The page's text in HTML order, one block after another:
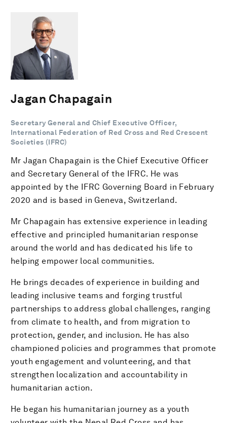
Jagan Chapagain
Secretary General and Chief Executive Officer,
International Federation of Red Cross and Red Crescent
Societies (IFRC)
Mr Jagan Chapagain is the Chief Executive Officer
and Secretary General of the IFRC. He was
appointed by the IFRC Governing Board in February
2020 and is based in Geneva, Switzerland.
Mr Chapagain has extensive experience in leading
effective and principled humanitarian response
around the world and has dedicated his life to
helping empower local communities.
He brings decades of experience in building and
leading inclusive teams and forging trustful
partnerships to address global challenges, ranging
from climate to health, and from migration to
protection, gender, and inclusion. He has also
championed policies and programmes that promote
youth engagement and volunteering, and that
strengthen localization and accountability in
humanitarian action.
He began his humanitarian journey as a youth